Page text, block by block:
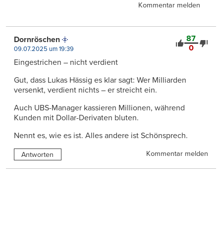
Kommentar melden
87
0
Dornröschen
09.07.2025 um 19:39
Eingestrichen – nicht verdient
Gut, dass Lukas Hässig es klar sagt: Wer Milliarden
versenkt, verdient nichts – er streicht ein.
Auch UBS-Manager kassieren Millionen, während
Kunden mit Dollar-Derivaten bluten.
Nennt es, wie es ist. Alles andere ist Schönsprech.
Antworten Kommentar melden